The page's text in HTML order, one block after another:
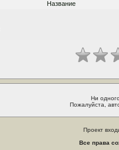
Название
Ни
Пожалуйста,
Проект
Все права